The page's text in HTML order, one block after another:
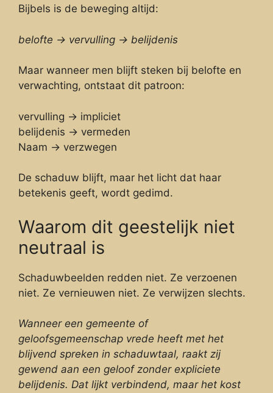
Bijbels is de beweging altijd:
belofte → vervulling → belijdenis
Maar wanneer men blijft steken bij belofte en
verwachting, ontstaat dit patroon:
vervulling → impliciet
belijdenis → vermeden
Naam → verzwegen
De schaduw blijft, maar het licht dat haar
betekenis geeft, wordt gedimd.
Waarom dit geestelijk niet
neutraal is
Schaduwbeelden redden niet. Ze verzoenen
niet. Ze vernieuwen niet. Ze verwijzen slechts.
Wanneer een gemeente of
geloofsgemeenschap vrede heeft met het
blijvend spreken in schaduwtaal, raakt zij
gewend aan een geloof zonder expliciete
belijdenis. Dat lijkt verbindend, maar het kost